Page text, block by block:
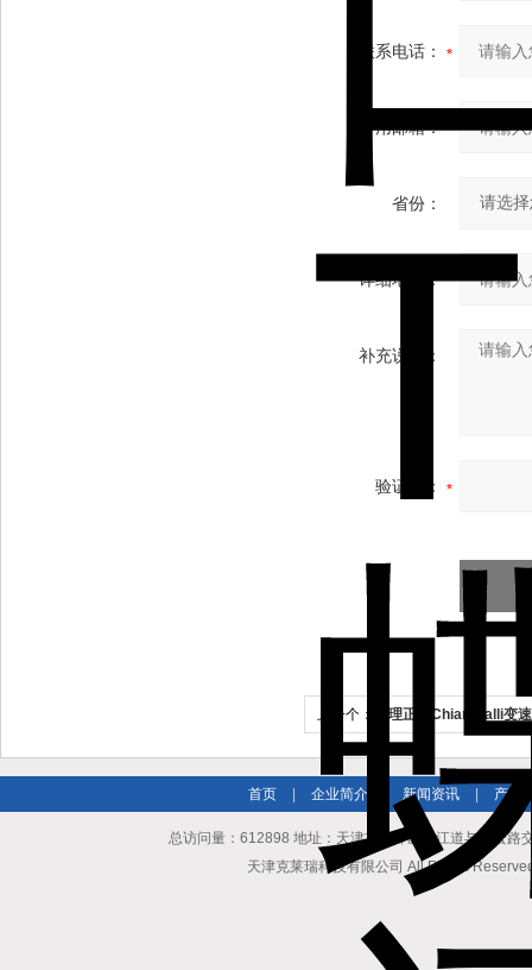
联系电话：
常用邮箱：
省份：
详细地址：
补充说明：
验证码：
上一个： 代理正品Chiaravalli变
首页 企业简介 新闻资讯 产品
总访问量：612898 地址：天津市南开区长江道与密云
天津克莱瑞科技有限公司 All Rights